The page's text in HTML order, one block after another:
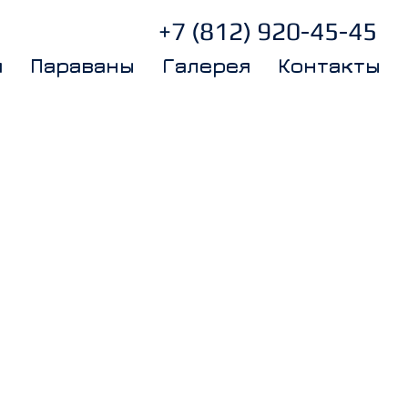
Параваны Галерея Контакты
+7 (812) 920-45-45